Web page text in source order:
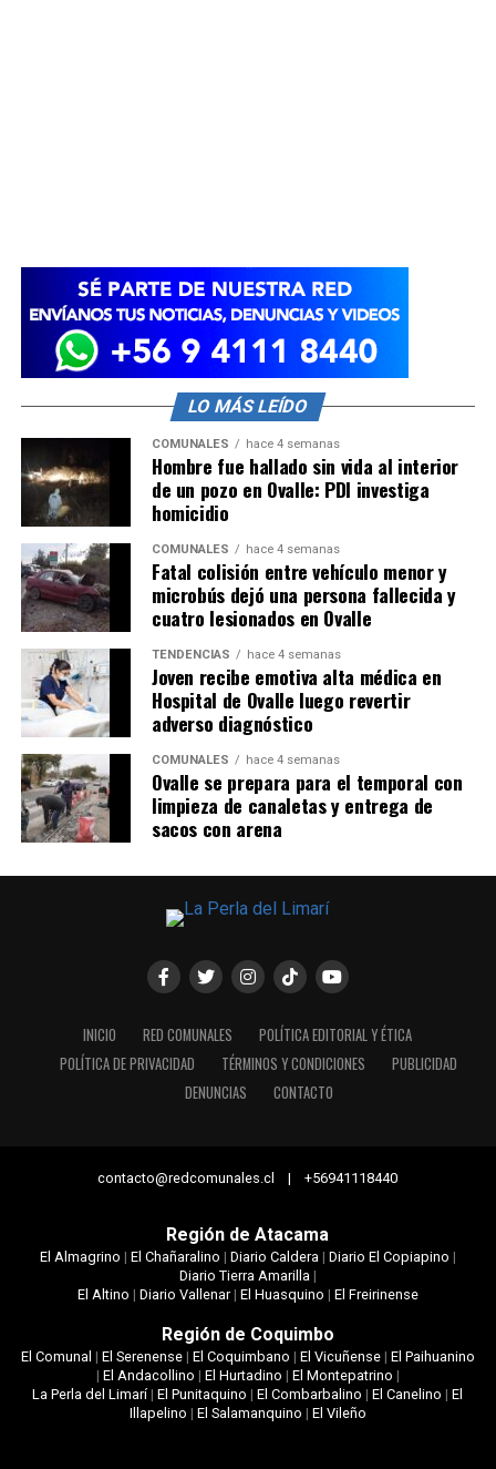
LO MÁS LEÍDO
COMUNALES hace 4 semanas
Hombre fue hallado sin vida al interior
de un pozo en Ovalle: PDI investiga
homicidio
COMUNALES hace 4 semanas
Fatal colisión entre vehículo menor y
microbús dejó una persona fallecida y
cuatro lesionados en Ovalle
TENDENCIAS hace 4 semanas
Joven recibe emotiva alta médica en
Hospital de Ovalle luego revertir
adverso diagnóstico
COMUNALES hace 4 semanas
Ovalle se prepara para el temporal con
limpieza de canaletas y entrega de
sacos con arena
INICIO RED COMUNALES
POLÍTICA EDITORIAL Y ÉTICA
POLÍTICA DE PRIVACIDAD
TÉRMINOS Y CONDICIONES
PUBLICIDAD
DENUNCIAS
CONTACTO
contacto@redcomunales.cl | +56941118440
Región de Atacama
El Almagrino | El Chañaralino | Diario Caldera | Diario El Copiapino |
Diario Tierra Amarilla |
El Altino | Diario Vallenar| El Huasquino | El Freirinense
Región de Coquimbo
El Comunal | El Serenense| El Coquimbano | El Vicuñense| El Paihuanino
| El Andacollino | El Hurtadino | El Montepatrino |
La Perla del Limarí|El Punitaquino |El Combarbalino |El Canelino |El
Illapelino | El Salamanquino | El Vileño